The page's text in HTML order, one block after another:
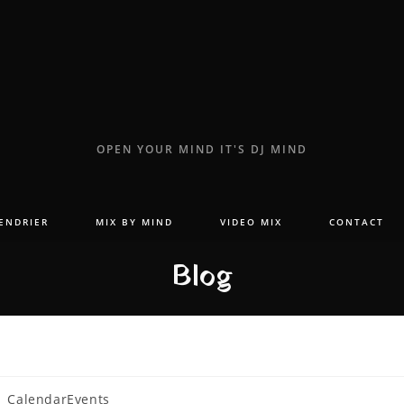
OPEN YOUR MIND IT'S DJ MIND
MIX BY MIND VIDEO MIX CONTACT
Blog
CalendarEvents